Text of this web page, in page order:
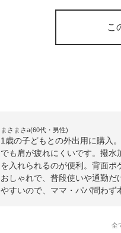
こ
まさまさa(60代・男性)
1歳の子どもとの外出用に購入
でも肩が疲れにくいです。撥
を入れられるのが便利。背面
おしゃれで、普段使いや通勤
やすいので、ママ・パパ問わ
全